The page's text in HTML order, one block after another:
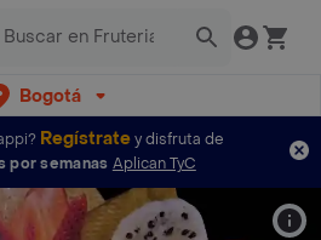
Bogotá
Regístratey disfruta de
por semanas Aplican TyC